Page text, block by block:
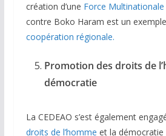
création d’une Force
contre Boko Haram est un
coopération régionale.
Promotion des droits de
démocratie
La CEDEAO s’est également
droits de l’homme et la démocratie